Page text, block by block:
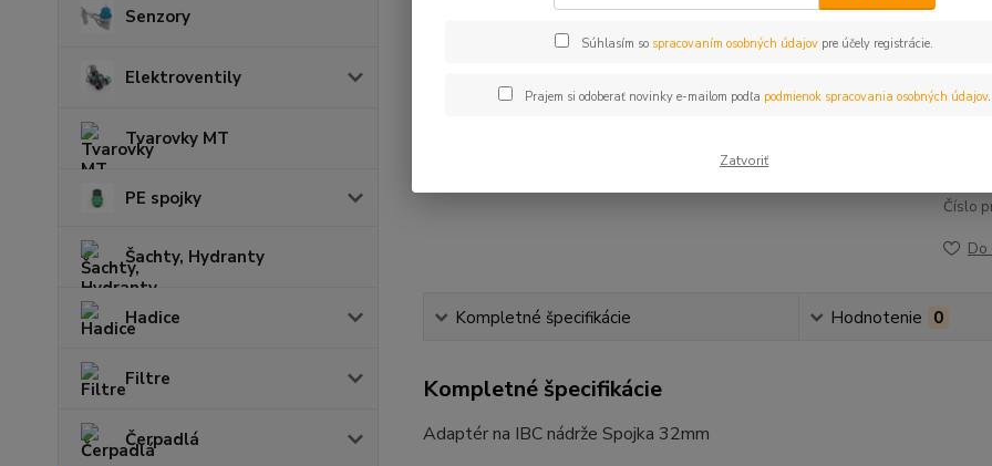
Senzory
Elektroventily
Tvarovky MT
PE spojky
Šachty, Hydranty
Hadice
Filtre
Čerpadlá
Číslo
Do
Kompletné špecifikácie Hodnotenie 0
Kompletné špecifikácie
Adaptér na IBC nádrže Spojka 32mm
Súhlasím so spracovaním osobných údajov pre účely registrácie.
Prajem si odoberať novinky e-mailom podľa podmienok spracovania osobných údajov.
Zatvoriť